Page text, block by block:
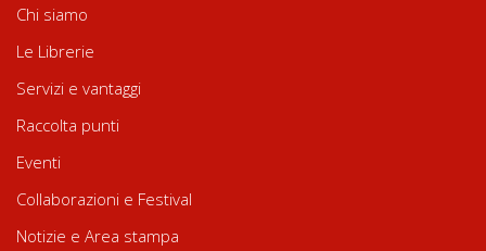
Chi siamo
Le Librerie
Servizi e vantaggi
Raccolta punti
Eventi
Collaborazioni e Festival
Notizie e Area stampa